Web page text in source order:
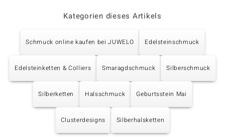
Kategorien dieses Artikels
Schmuck online kaufen bei JUWELO Edelsteinschmuck
Edelsteinketten & Colliers Smaragdschmuck Silberschmuck
Silberketten Halsschmuck Geburtsstein Mai
Clusterdesigns Silberhalsketten